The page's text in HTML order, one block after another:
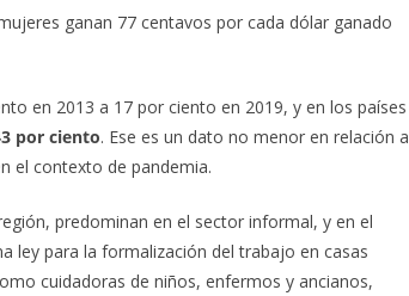
ganan 77 centavos por cada dólar ganado
en 2013 a 17 por ciento en 2019, y en los países
por ciento. Ese es un dato no menor en relación a
el contexto de pandemia.
predominan en el sector informal, y en el
ley para la formalización del trabajo en casas
cuidadoras de niños, enfermos y ancianos,